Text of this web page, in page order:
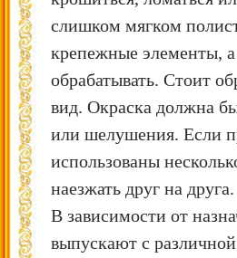
слишком мягком
крепежные элементы,
обрабатывать. Стоит
вид. Окраска должна
или шелушения. Если
использованы
наезжать друг на друга.
В зависимости от
выпускают с